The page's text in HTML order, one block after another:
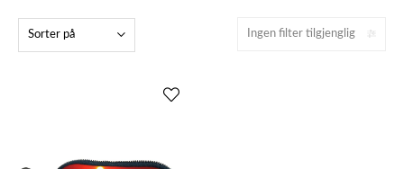
Ingen filter tilgjenglig
Sorter på